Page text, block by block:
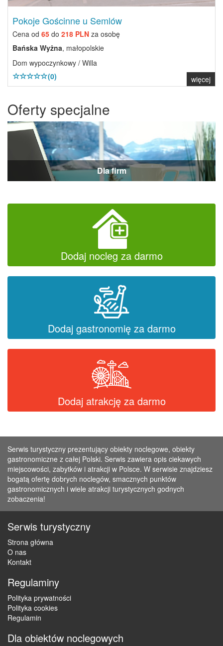
Pokoje Gościnne u Semlów
Cena od 65 do 218 PLN za osobę
Bańska Wyżna, małopolskie
Dom wypoczynkowy / Willa
(0)
więcej
Oferty specjalne
Dla firm
Dodaj nocleg za darmo
Dodaj gastronomię za darmo
Dodaj atrakcję za darmo
Serwis turystyczny prezentujący obiekty noclegowe, obiekty
gastronomiczne z całej Polski. Serwis zawiera opis ciekawych
miejscowości, zabytków i atrakcji w Polsce. W serwisie znajdziesz
bogatą ofertę dobrych noclegów, smacznych punktów
gastronomicznych i wiele atrakcji turystycznych godnych
zobaczenia!
Serwis turystyczny
Strona główna
O nas
Kontakt
Regulaminy
Polityka prywatności
Polityka cookies
Regulamin
Dla obiektów noclegowych